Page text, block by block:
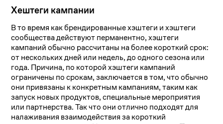
Хештеги кампании
В то время как брендированные хэштеги и хэштеги
сообщества действуют перманентно, хэштеги
кампаний обычно рассчитаны на более короткий срок:
от нескольких дней или недель, до одного сезона или
года. Причина, по которой хэштеги кампаний
ограничены по срокам, заключается в том, что обычно
они привязаны к конкретным кампаниям, таким как
запуск новых продуктов, специальные мероприятия
или партнерства. Так что они отлично подходят для
налаживания взаимодействия за короткий